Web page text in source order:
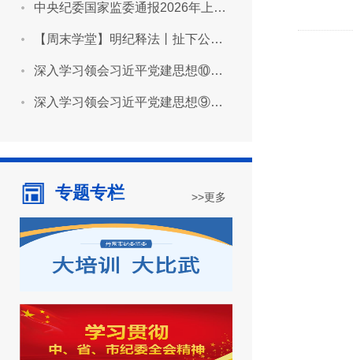
中央纪委国家监委通报2026年上半年全国纪检监察机关监督检查审查调查情况
【周末学堂】明纪释法丨扯下公款旅游的“隐身衣”
深入学习领会习近平党建思想⑩坚持推进作风建设常态化长效化
深入学习领会习近平党建思想⑨坚持建设堪当民族复兴重任的高素质干部队伍
专题专栏 >>更多